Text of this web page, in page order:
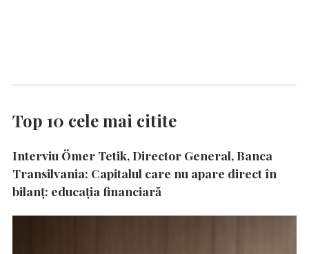
Top 10 cele mai citite
Interviu Ömer Tetik, Director General, Banca
Transilvania: Capitalul care nu apare direct în
bilanț: educația financiară